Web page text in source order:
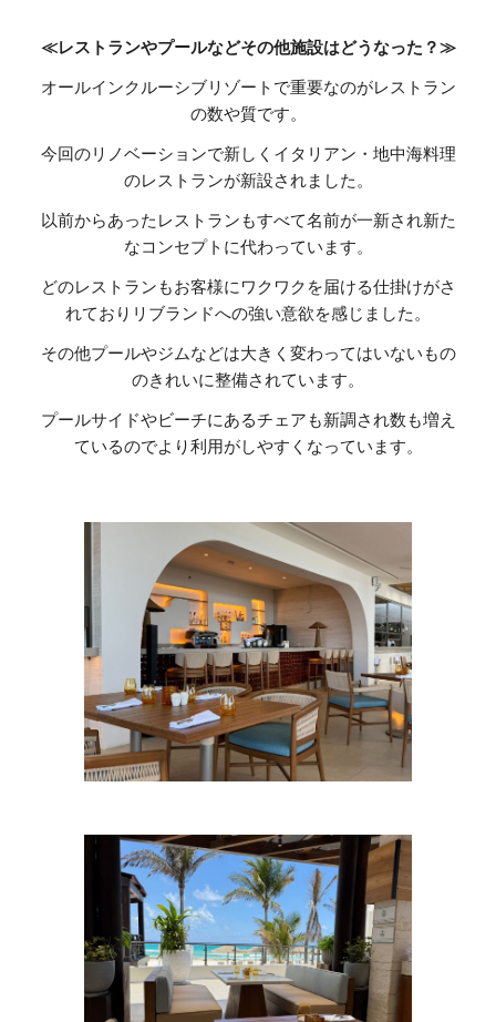
≪レストランやプールなどその他施設はどうなった？≫
オールインクルーシブリゾートで重要なのがレストラン
の数や質です。
今回のリノベーションで新しくイタリアン・地中海料理
のレストランが新設されました。
以前からあったレストランもすべて名前が一新され新た
なコンセプトに代わっています。
どのレストランもお客様にワクワクを届ける仕掛けがさ
れておりリブランドへの強い意欲を感じました。
その他プールやジムなどは大きく変わってはいないもの
のきれいに整備されています。
プールサイドやビーチにあるチェアも新調され数も増え
ているのでより利用がしやすくなっています。